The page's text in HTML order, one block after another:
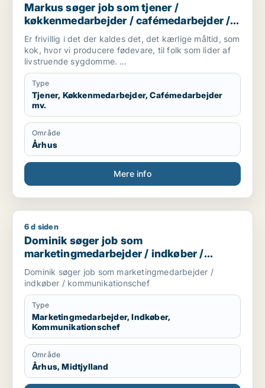
Markus søger job som tjener /
køkkenmedarbejder / cafémedarbejder /
butiksmedarbejder / blomsterhandler
Er frivillig i det der kaldes det, det kærlige måltid, som
kok, hvor vi producere fødevare, til folk som lider af
livstruende sygdomme.
Er studerende på FGU, som er en skole hvor man kan
få suppleret sine folkeskolefag, så man kan komme
videre ind på en
ungdomsuddannelse(gymnasial/erhvervsuddannelse).
Er mødestabil og holder hvad jeg lover.
Er villig til, at tage imod studiejobs, som opvasker,
køkkenmedarbejder mm.
Telefon: [xxxxx] E-mail: [xxxxx]
Type
Tjener, Køkkenmedarbejder, Cafémedarbejder
mv.
Område
Århus
Mere info
Dominik søger job som marketingmedarbejder / indkøber /
6 d siden
Dominik søger job som
marketingmedarbejder / indkøber /
kommunikationschef
Dominik søger job som marketingmedarbejder /
indkøber / kommunikationschef
Type
Marketingmedarbejder, Indkøber,
Kommunikationschef
Område
Århus, Midtjylland